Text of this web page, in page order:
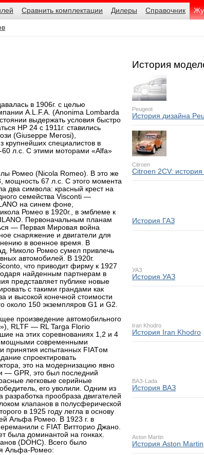
Сравнить комплектации Дилеры Справочник
в 1906г. с целью
A.L.F.A. (Anonima Lombarda
выдержать условия быстро
НР 24 с 1911г. ставились
(Giuseppe Merosi),
крупнейших специалистов в
60 л.с. С этими моторами «Alfa»
Ромео (Nicola Romeo). В это же
67 л.с. С этого момента
два символа: красный крест на
семейства Visconti —
на синем фоне,
Ромео в 1920г., в эмблеме к
Первоначальным планам
— Первая Мировая война
снаряжение и двигатели для
в военное время. В
Николо Ромео сумел привлечь
автомобилей. В 1920г.
что приводит фирму к 1927
найденным партнерам в
представляет публике новые
с такими грандами как
и высокой конечной стоимости
около 150 экземпляров G1 и G2.
произведение автомобильного
RLTF — RL Targa Florio
на этих соревнованиях 1,2 и 4
мощными современными
принятия испытанных FIATом
спроектировать
это на модернизацию явно
— GPR, это был последний
легковые серийные
его уволили. Одним из
прообраза двигателей
клапанов в полусферической
в 1925 году легла в основу
Альфа Ромео. В 1923 г. в
с FIAT Витторио Джано.
была доминантой на гонках.
(DOHC). Всего было
Альфа-Ромео:
История
Peugeot
История дизайна
Citroen
Citroen 2CV: история
История ГАЗ
УАЗ
История УАЗ
Iran Khodro
История Iran Khodro
ВАЗ-Lada
История ВАЗ
Aston Martin
История Aston Martin